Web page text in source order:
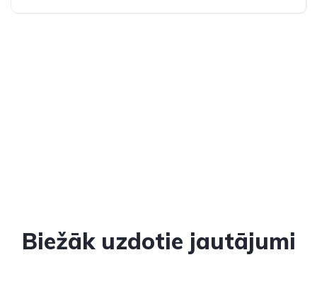
Biežāk uzdotie jautājumi